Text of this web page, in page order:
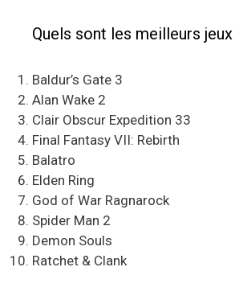
Quels sont les meilleurs jeux
Baldur’s Gate 3
Alan Wake 2
Clair Obscur Expedition 33
Final Fantasy VII: Rebirth
Balatro
Elden Ring
God of War Ragnarock
Spider Man 2
Demon Souls
Ratchet & Clank